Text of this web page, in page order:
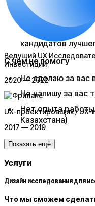
исследователя,
составить
искать
кандидатов
С чем не помогу
​Не сделаю за вас
Не напишу за вас
Нет опыта
Казахстана)​
Ведущий UX
Инвестиций
2020 — 2022
UX-проектировщик / UX-
2017 — 2019
Показать ещё
Услуги
Дизайн исследования для
Что мы сможем